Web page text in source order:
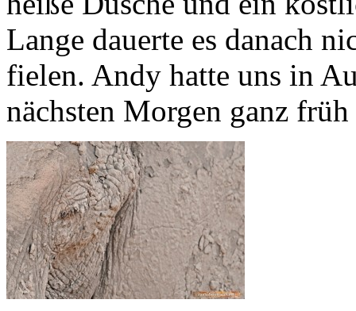
Lange dauerte es danach
fielen. Andy hatte uns in
nächsten Morgen ganz